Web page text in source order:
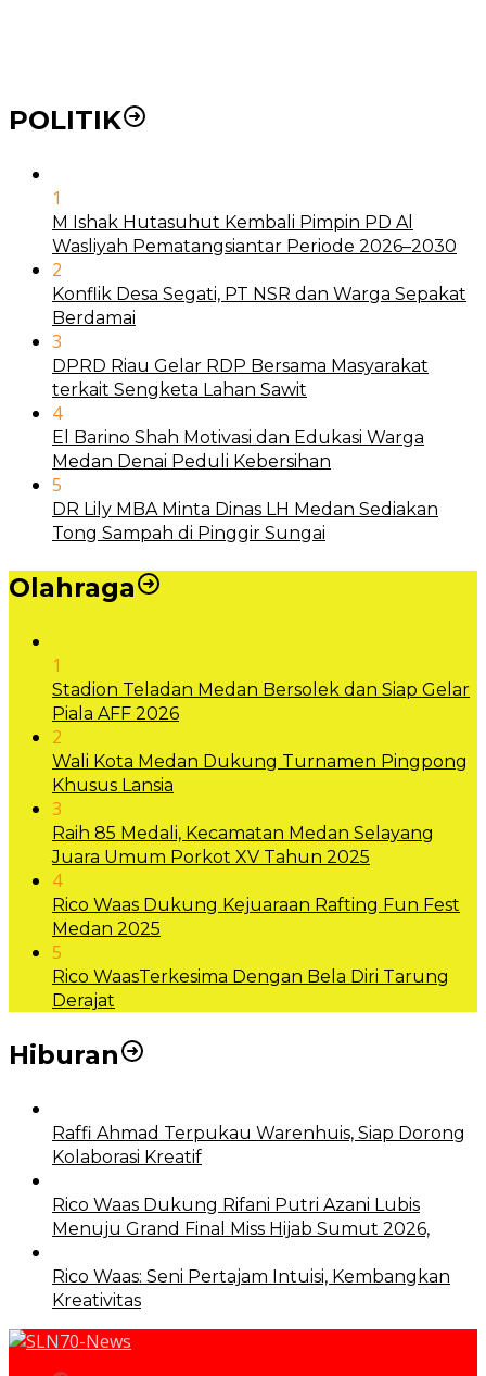
POLITIK
1
M Ishak Hutasuhut Kembali Pimpin PD Al
Wasliyah Pematangsiantar Periode 2026–2030
2
Konflik Desa Segati, PT NSR dan Warga Sepakat
Berdamai
3
DPRD Riau Gelar RDP Bersama Masyarakat
terkait Sengketa Lahan Sawit
4
El Barino Shah Motivasi dan Edukasi Warga
Medan Denai Peduli Kebersihan
5
DR Lily MBA Minta Dinas LH Medan Sediakan
Tong Sampah di Pinggir Sungai
Olahraga
1
Stadion Teladan Medan Bersolek dan Siap Gelar
Piala AFF 2026
2
Wali Kota Medan Dukung Turnamen Pingpong
Khusus Lansia
3
Raih 85 Medali, Kecamatan Medan Selayang
Juara Umum Porkot XV Tahun 2025
4
Rico Waas Dukung Kejuaraan Rafting Fun Fest
Medan 2025
5
Rico WaasTerkesima Dengan Bela Diri Tarung
Derajat
Hiburan
Raffi Ahmad Terpukau Warenhuis, Siap Dorong
Kolaborasi Kreatif
Rico Waas Dukung Rifani Putri Azani Lubis
Menuju Grand Final Miss Hijab Sumut 2026,
Rico Waas: Seni Pertajam Intuisi, Kembangkan
Kreativitas